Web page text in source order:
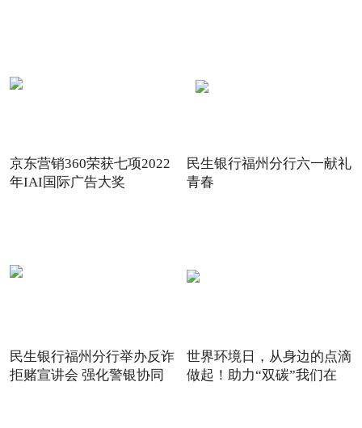
京东营销360荣获七项2022
年IAI国际广告大奖
民生银行福州分行六一献礼
青春
民生银行福州分行举办反诈
拒赌宣讲会 强化警银协同
世界环境日，从身边的点滴
做起！助力“双碳”我们在